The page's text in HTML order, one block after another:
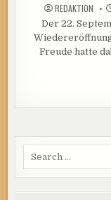
REDAKTION
Der 22.
Freude hatte